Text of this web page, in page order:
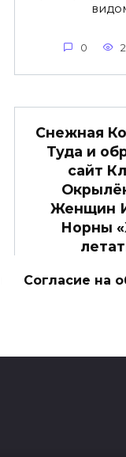
0
Снежная
Туда и
сайт
Женщин
Норны
исполнилось
Согласие на